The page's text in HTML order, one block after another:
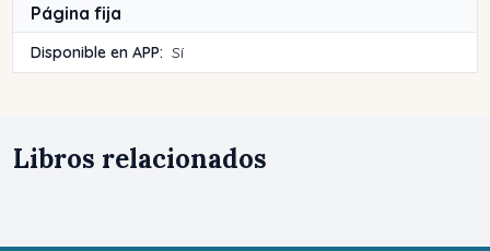
Página fija
Disponible en APP: Sí
Libros relacionados